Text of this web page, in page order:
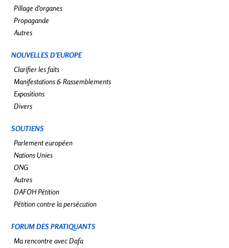
Pillage d’organes
Propagande
Autres
NOUVELLES D’EUROPE
Clarifier les faits
Manifestations & Rassemblements
Expositions
Divers
SOUTIENS
Parlement européen
Nations Unies
ONG
Autres
DAFOH Pétition
Pétition contre la persécution
FORUM DES PRATIQUANTS
Ma rencontre avec Dafa